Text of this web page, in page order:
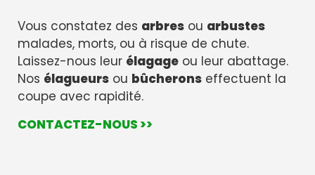
Vous constatez des arbres ou arbustes
malades, morts, ou à risque de chute.
Laissez-nous leur élagage ou leur abattage.
Nos élagueurs ou bûcherons effectuent la
coupe avec rapidité.
CONTACTEZ-NOUS >>